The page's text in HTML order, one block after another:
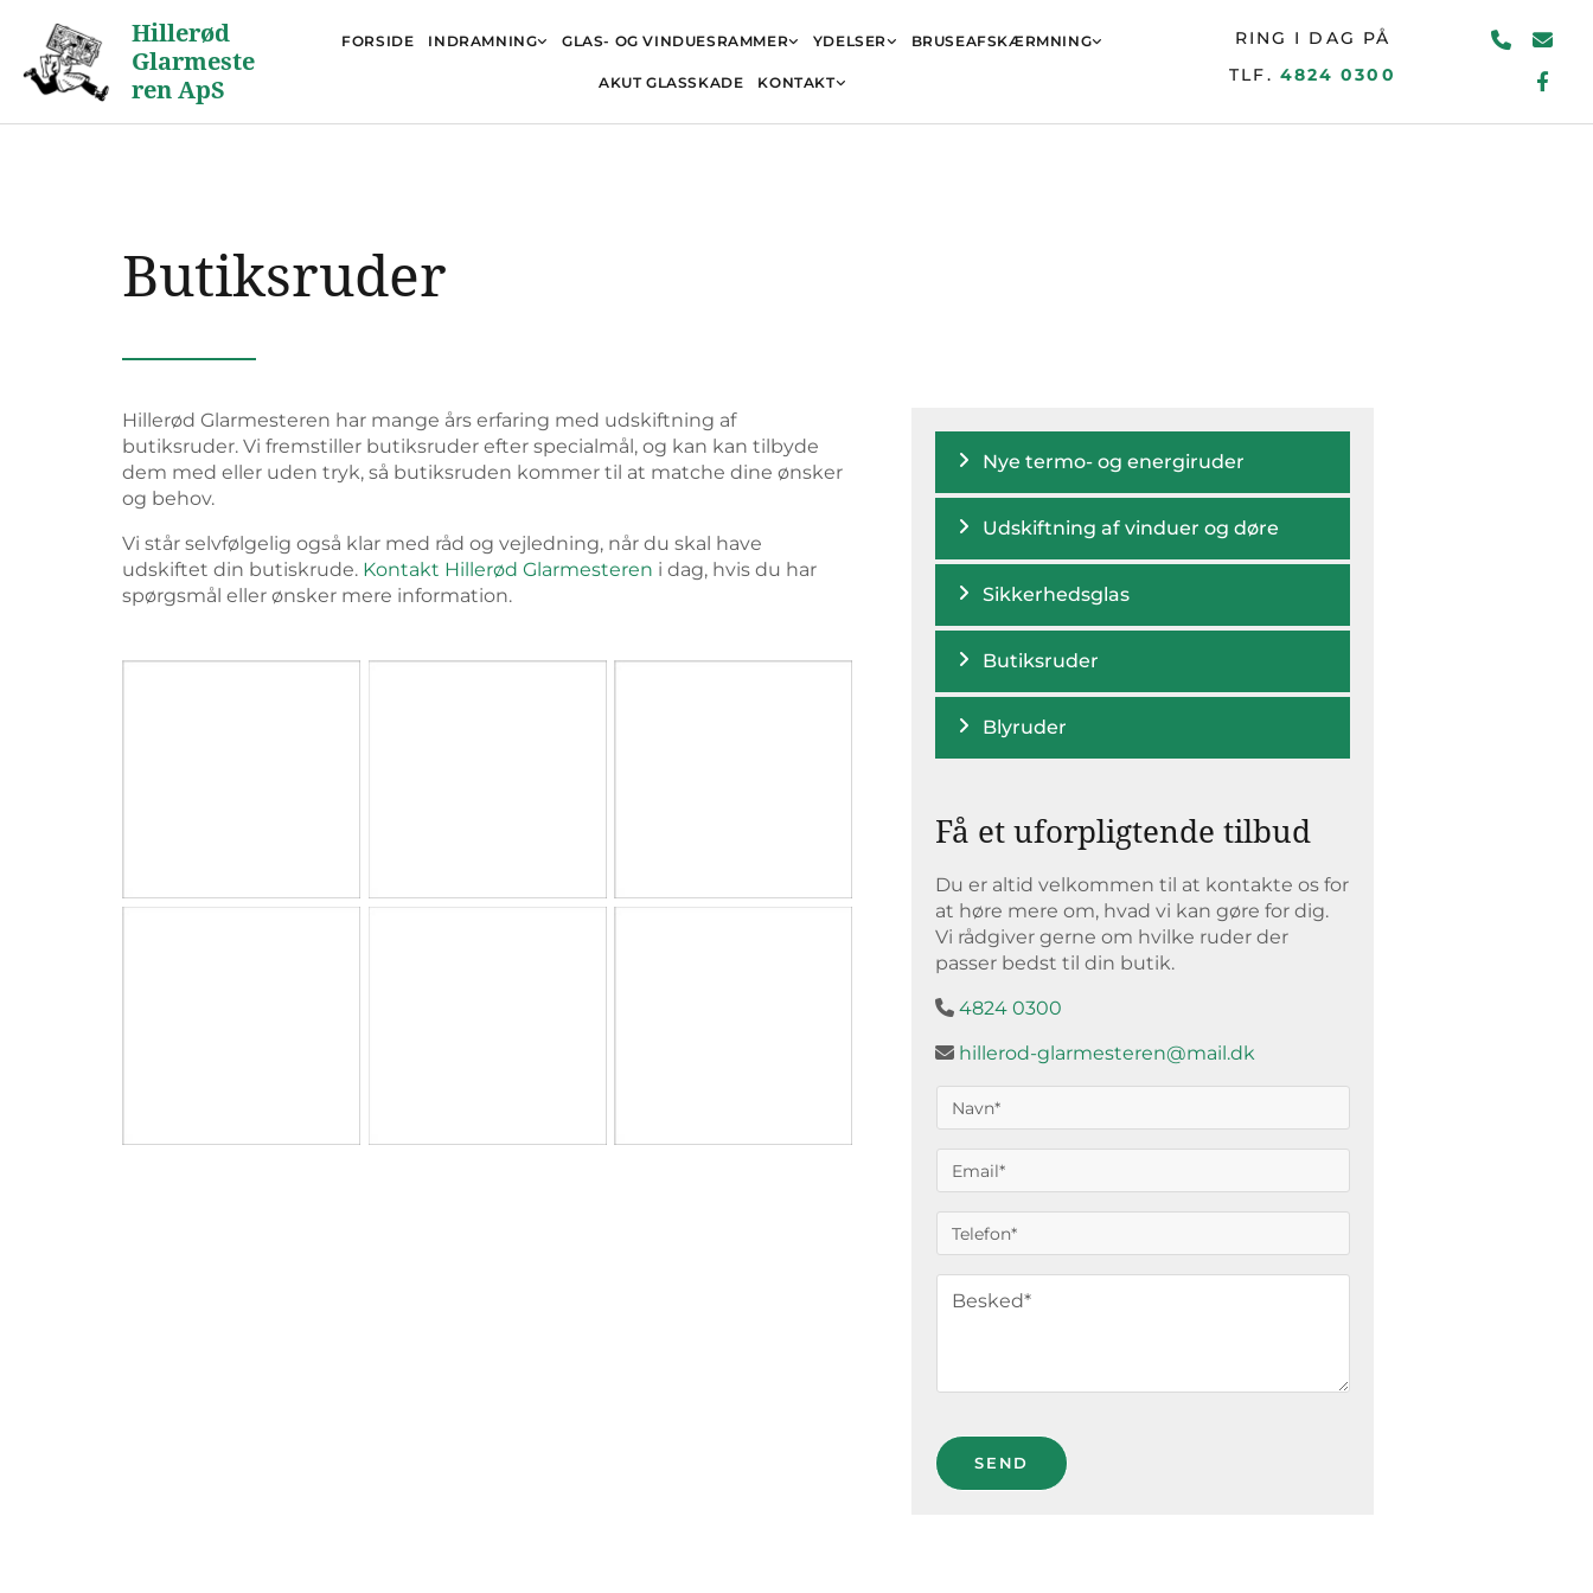
Hillerød
Glarmeste
ren ApS
FORSIDE INDRAMNING GLAS- OG VINDUESRAMMER YDELSER BRUSEAFSKÆRMNING
AKUT GLASSKADE KONTAKT
RING I DAG PÅ
TLF. 4824 0300
Butiksruder
Hillerød Glarmesteren har mange års erfaring med udskiftning af
butiksruder. Vi fremstiller butiksruder efter specialmål, og kan kan tilbyde
dem med eller uden tryk, så butiksruden kommer til at matche dine ønsker
og behov.
Vi står selvfølgelig også klar med råd og vejledning, når du skal have
udskiftet din butiskrude. Kontakt Hillerød Glarmesteren i dag, hvis du har
spørgsmål eller ønsker mere information.
Nye termo- og energiruder
Udskiftning af vinduer og døre
Sikkerhedsglas
Butiksruder
Blyruder
Få et uforpligtende tilbud
Du er altid velkommen til at kontakte os for
at høre mere om, hvad vi kan gøre for dig.
Vi rådgiver gerne om hvilke ruder der
passer bedst til din butik.
 4824 0300
 hillerod-glarmesteren@mail.dk